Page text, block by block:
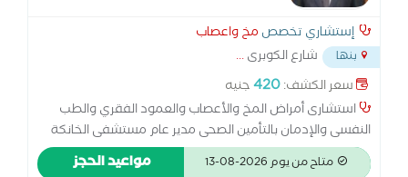
النفسية وعلاج الادمانإستشاري تخصص مخ واعصاب
بنها شارع الكوبرى...
سعر الكشف:420جنيه
استشارى أمراض المخ والأعصاب والعمود الفقري والطب
النفسى والإدمان بالتأمين الصحى مدير عام مستشفى الخانكة
للصحة النفسية وعلاج الادمان
متاح من يوم 2026-08-13 مواعيد الحجز